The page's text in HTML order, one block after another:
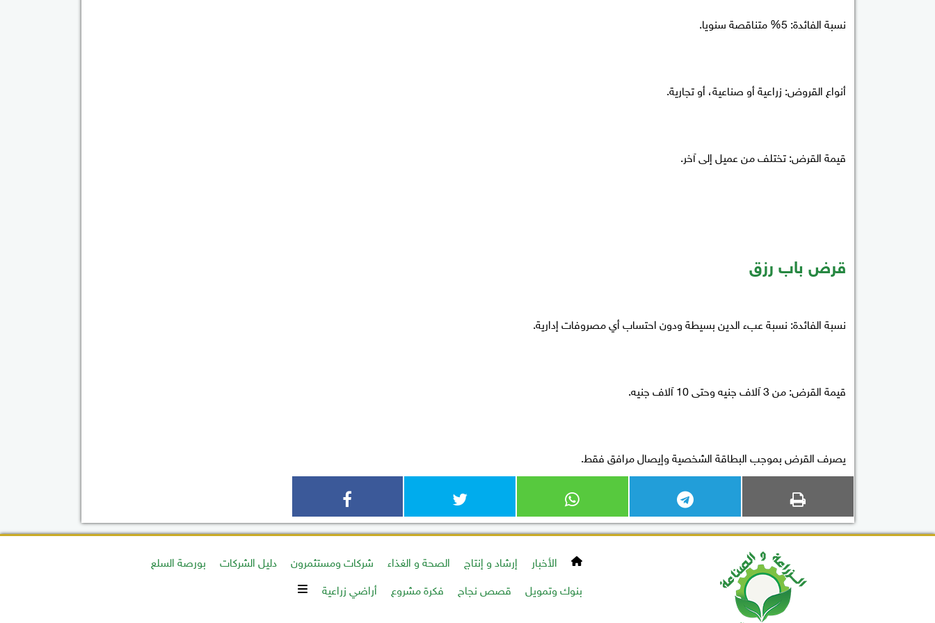
نسبة الفائدة: 5% متناقصة سنويا.
أنواع القروض: زراعية أو صناعية، أو تجارية.
قيمة القرض: تختلف من عميل إلى آخر.
قرض باب رزق
نسبة الفائدة: نسبة عبء الدين بسيطة ودون احتساب أي مصروفات إدارية.
قيمة القرض: من 3 آلاف جنيه وحتى 10 آلاف جنيه.
يصرف القرض بموجب البطاقة الشخصية وإيصال مرافق فقط.
الأخبار إرشاد و إنتاج الصحة و الغذاء شركات ومستثمرون دليل الشركات
بورصة السلع
بنوك وتمويل
قصص نجاح فكرة مشروع أراضي زراعية